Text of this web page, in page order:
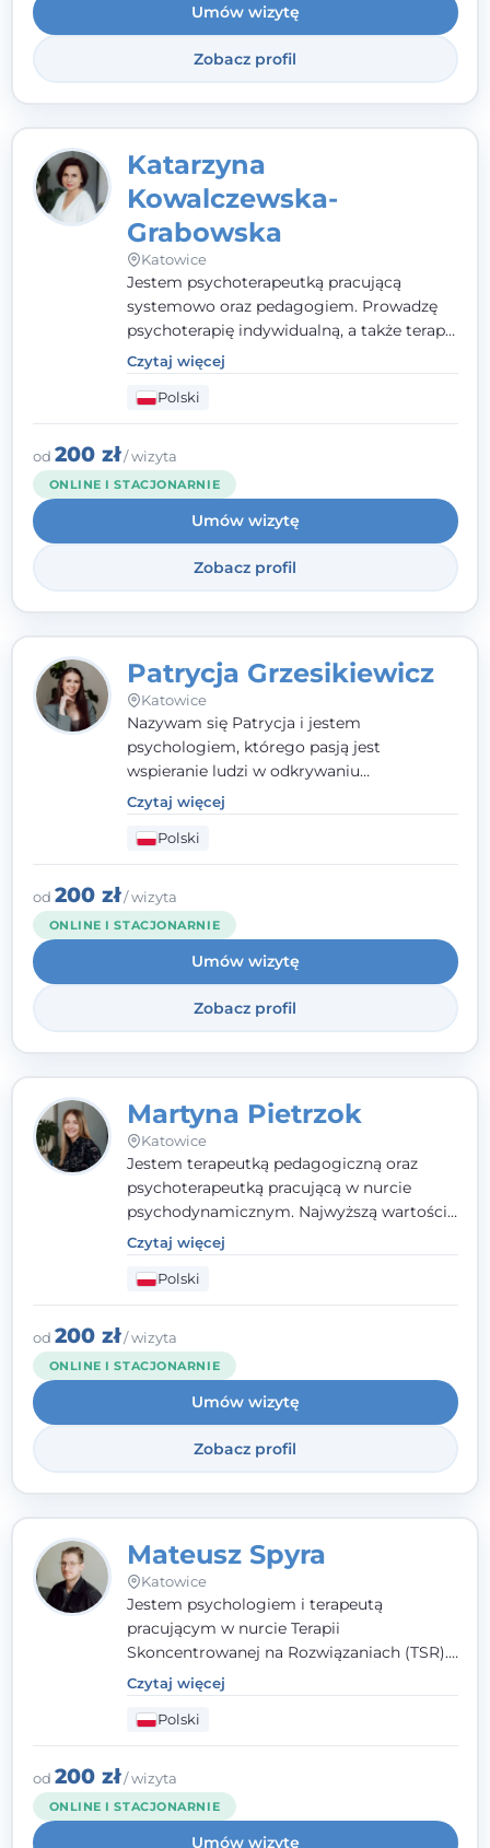
Umów wizytę
Zobacz profil
Katarzyna
Kowalczewska-
Grabowska
Katowice
Jestem psychoterapeutką pracującą
systemowo oraz pedagogiem. Prowadzę
psychoterapię indywidualną, a także terapię
par, małżeństw i rodzin. Patrzę na
człowieka całościowo - w kontekście jego
relacji z rodziną, pracą i otoczeniem - i
opieram współpracę na Twoich mocnych
stronach.
Czytaj więcej
Polski
od 200 zł/ wizyta
ONLINE I STACJONARNIE
Umów wizytę
Zobacz profil
Patrycja Grzesikiewicz
Katowice
Nazywam się Patrycja i jestem
psychologiem, którego pasją jest
wspieranie ludzi w odkrywaniu
wewnętrznej siły i radzeniu sobie z
codziennymi trudnościami. Pracuję w
nurcie poznawczo-behawioralnym, oferując
indywidualne podejście pełne empatii,
zaufania i wsparcia. Jeśli masz za sobą
trudny czas, jestem tutaj dla Ciebie.
Czytaj więcej
Polski
od 200 zł/ wizyta
ONLINE I STACJONARNIE
Umów wizytę
Zobacz profil
Martyna Pietrzok
Katowice
Jestem terapeutką pedagogiczną oraz
psychoterapeutką pracującą w nurcie
psychodynamicznym. Najwyższą wartością
jest dla mnie bliska, pełna zrozumienia i
zaangażowania relacja z pacjentem. To
właśnie ta oparta na zaufaniu więź staje się
przestrzenią, w której można dotrzeć do
źródła trudności i spojrzeć na nie inaczej
niż dotąd.
Czytaj więcej
Polski
od 200 zł/ wizyta
ONLINE I STACJONARNIE
Umów wizytę
Zobacz profil
Mateusz Spyra
Katowice
Jestem psychologiem i terapeutą
pracującym w nurcie Terapii
Skoncentrowanej na Rozwiązaniach (TSR).
Towarzyszę młodzieży i dorosłym z
empatią, zrozumieniem i bez oceniania.
Daję przestrzeń do bycia sobą, bo wiem, że
w każdym człowieku jest coś wyjątkowego.
Czytaj więcej
Polski
od 200 zł/ wizyta
ONLINE I STACJONARNIE
Umów wizytę